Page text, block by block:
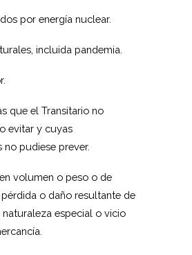
por energía nuclear.
incluida pandemia.
que el Transitario no
evitar y cuyas
no pudiese prever.
volumen o peso o de
o daño resultante de
especial o vicio